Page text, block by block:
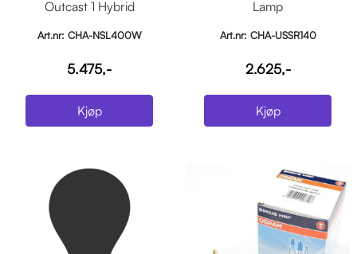
Outcast 1 Hybrid
Art.nr: CHA-NSL400W
5.475,-
Kjøp
Lamp
Art.nr: CHA-USSR140
2.625,-
Kjøp